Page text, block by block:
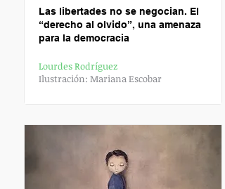
Las libertades no se negocian. El
“derecho al olvido”, una amenaza
para la democracia
Lourdes Rodríguez
Ilustración: Mariana Escobar